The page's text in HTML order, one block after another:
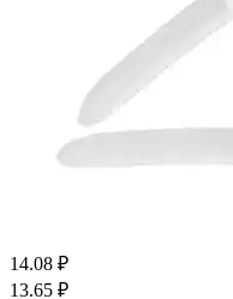
14.08 ₽
13.65 ₽